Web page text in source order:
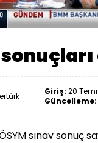
Sesi
Giriş: 20
Güncelleme:
sınav sonuç